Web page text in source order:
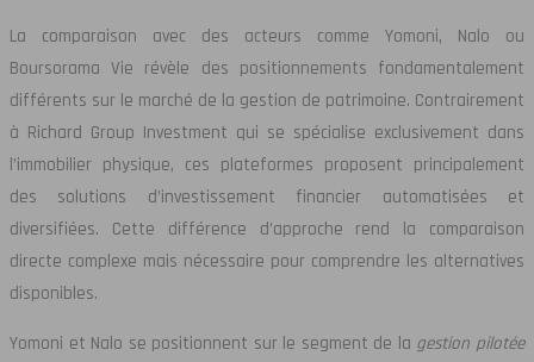
La comparaison avec des acteurs comme Yomoni, Nalo ou
Boursorama Vie révèle des positionnements fondamentalement
différents sur le marché de la gestion de patrimoine. Contrairement
à Richard Group Investment qui se spécialise exclusivement dans
l’immobilier physique, ces plateformes proposent principalement
des solutions d’investissement financier automatisées et
diversifiées. Cette différence d’approche rend la comparaison
directe complexe mais nécessaire pour comprendre les alternatives
disponibles.
Yomoni et Nalo se positionnent sur le segment de la gestion pilotée